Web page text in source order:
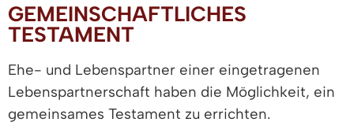
GEMEINSCHAFTLICHES
TESTAMENT
Ehe- und Lebenspartner einer eingetragenen
Lebenspartnerschaft haben die Möglichkeit, ein
gemeinsames Testament zu errichten.